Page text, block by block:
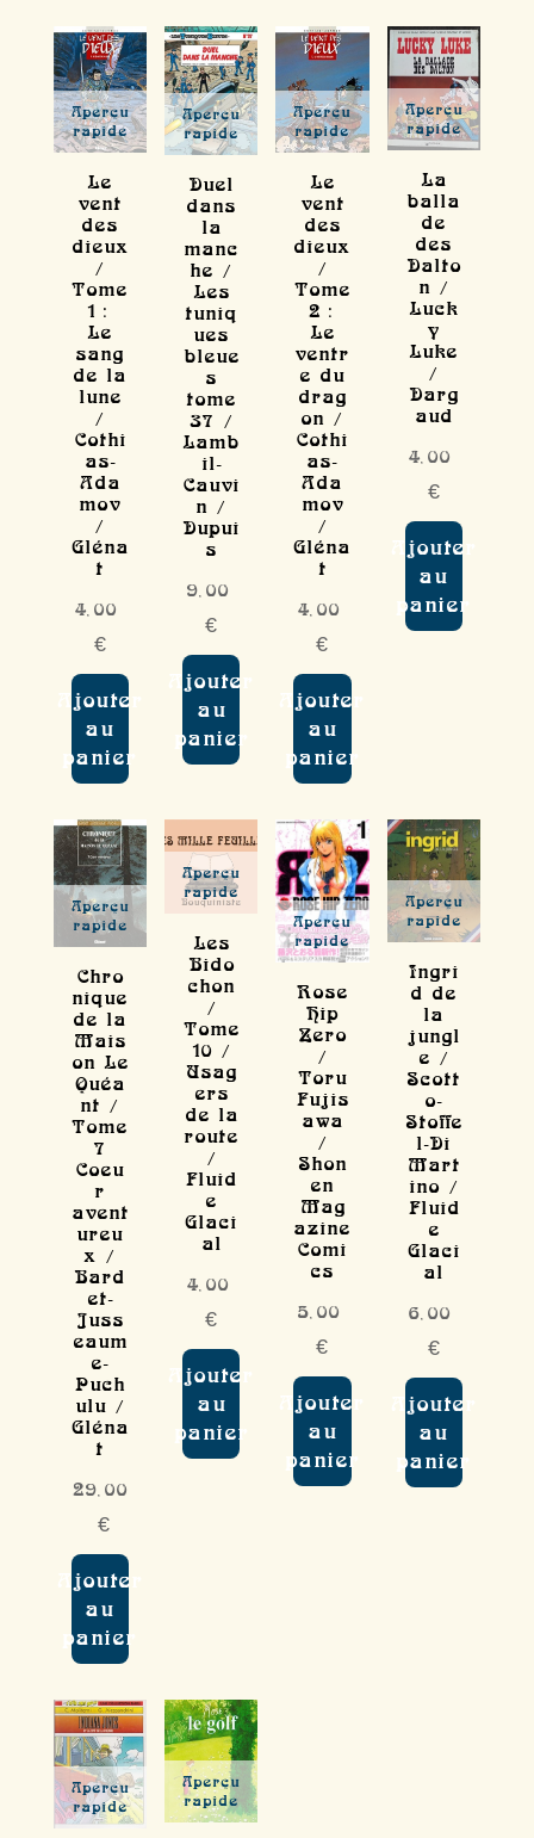
Aperçu
rapide
Le
vent
des
dieux
/
Tome
1 :
Le
sang
de la
lune
/
Cothi
as-
Ada
mov
/
Gléna
t
4,00
€
Ajouter
au
panier
Aperçu
rapide
Duel
dans
la
manc
he /
Les
tuniq
ues
bleue
s
tome
37 /
Lamb
il-
Cauvi
n /
Dupui
s
9,00
€
Ajouter
au
panier
Aperçu
rapide
Le
vent
des
dieux
/
Tome
2 :
Le
ventr
e du
drag
on /
Cothi
as-
Ada
mov
/
Gléna
t
4,00
€
Ajouter
au
panier
Aperçu
rapide
La
balla
de
des
Dalto
n /
Luck
y
Luke
/
Darg
aud
4,00
€
Ajouter
au
panier
Aperçu
rapide
Chro
nique
de la
Mais
on Le
Quéa
nt /
Tome
7
Coeu
r
avent
ureu
x /
Bard
et-
Juss
eaum
e-
Puch
ulu /
Gléna
t
29,00
€
Ajouter
au
panier
Aperçu
rapide
Les
Bido
chon
/
Tome
10 /
Usag
ers
de la
route
/
Fluid
e
Glaci
al
4,00
€
Ajouter
au
panier
Aperçu
rapide
Rose
Hip
Zero
/
Toru
Fujis
awa
/
Shon
en
Mag
azine
Comi
cs
5,00
€
Ajouter
au
panier
Aperçu
rapide
Ingri
d de
la
jungl
e /
Scott
o-
Stoffe
l-Di
Mart
ino /
Fluid
e
Glaci
al
6,00
€
Ajouter
au
panier
Aperçu
rapide
Aperçu
rapide